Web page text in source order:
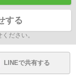
する
ださい。
LINEで共有する